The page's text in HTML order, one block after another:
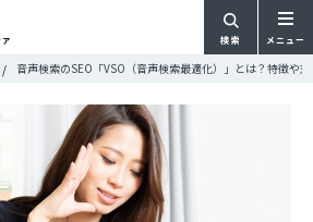
ア 検索 メニュー
音声検索のSEO「VSO（音声検索最適化）」とは？特徴や